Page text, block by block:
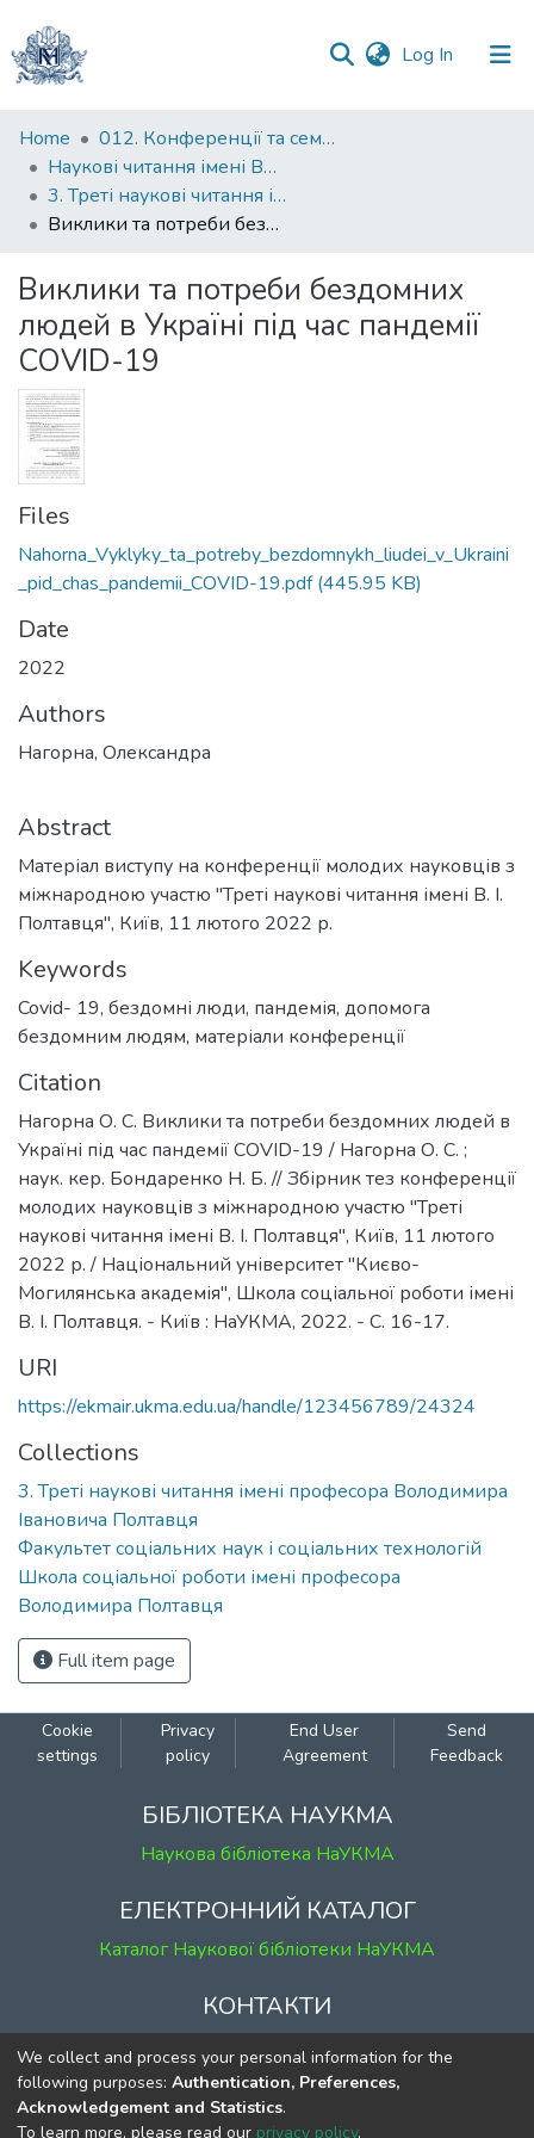
Log In (current)
Communities
&
Collections
Statistics
Home
012. Конференції та семінари НаУКМА
Наукові читання імені Володимира Івановича Полтавця
3. Треті наукові читання імені професора Володимира Івановича Полтавця
Виклики та потреби бездомних людей в Україні під час пандемії COVID-19
Виклики та потреби бездомних
людей в Україні під час пандемії
COVID-19
Files
Nahorna_Vyklyky_ta_potreby_bezdomnykh_liudei_v_Ukraini
_pid_chas_pandemii_COVID-19.pdf(445.95 KB)
Date
2022
Authors
Нагорна, Олександра
Abstract
Матеріал виступу на конференції молодих науковців з
міжнародною участю "Треті наукові читання імені В. І.
Полтавця", Київ, 11 лютого 2022 р.
Keywords
Covid- 19, бездомні люди, пандемія, допомога
бездомним людям, матеріали конференції
Citation
Нагорна О. С. Виклики та потреби бездомних людей в
Україні під час пандемії COVID-19 / Нагорна О. С. ;
наук. кер. Бондаренко Н. Б. // Збірник тез конференції
молодих науковців з міжнародною участю "Треті
наукові читання імені В. І. Полтавця", Київ, 11 лютого
2022 р. / Національний університет "Києво-
Могилянська академія", Школа соціальної роботи імені
В. І. Полтавця. - Київ : НаУКМА, 2022. - C. 16-17.
URI
https://ekmair.ukma.edu.ua/handle/123456789/24324
Collections
3. Треті наукові читання імені професора Володимира
Івановича Полтавця
Факультет соціальних наук і соціальних технологій
Школа соціальної роботи імені професора
Володимира Полтавця
Full item page
Cookie
settings
Privacy
policy
End User
Agreement
Send
Feedback
БІБЛІОТЕКА НАУКМА
Наукова бібліотека НаУКМА
ЕЛЕКТРОННИЙ КАТАЛОГ
Каталог Наукової бібліотеки НаУКМА
КОНТАКТИ
м. Київ, вул. Григорія Сковороди, 2
к. 1, к. 120
тел. (044) 463-69-31
We collect and process your personal information for the
following purposes: Authentication, Preferences,
Acknowledgement and Statistics.
To learn more, please read our privacy policy.